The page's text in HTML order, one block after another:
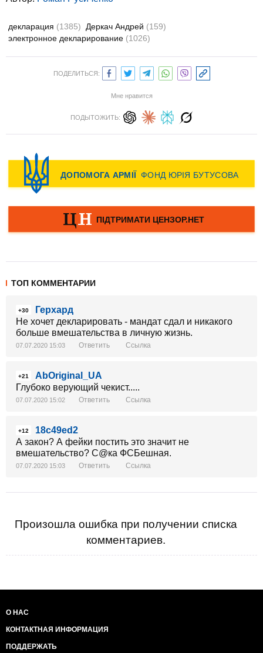
декларация (1385) Деркач Андрей (159)
электронное декларирование (1026)
ПОДЕЛИТЬСЯ:
Мне нравится
ПОДЫТОЖИТЬ:
ТОП КОММЕНТАРИИ
+30
Герхард
Не хочет декларировать - мандат сдал и никакого
больше вмешательства в личную жизнь.
07.07.2020 15:03 Ответить Ссылка
+21
AbOriginal_UA
Глубоко верующий чекист.....
07.07.2020 15:02 Ответить Ссылка
+12
18c49ed2
А закон? А фейки постить это значит не
вмешательство? С@ка ФСБешная.
07.07.2020 15:03 Ответить Ссылка
Произошла ошибка при получении списка
комментариев.
О НАС
КОНТАКТНАЯ ИНФОРМАЦИЯ
ПОДДЕРЖАТЬ